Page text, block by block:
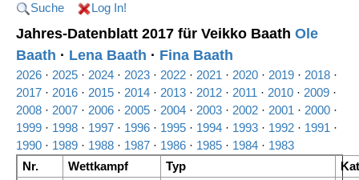
Suche
Log In!
Jahres-Datenblatt 2017 für Veikko Baath Ole
Baath · Lena Baath · Fina Baath
2026 · 2025 · 2024 · 2023 · 2022 · 2021 · 2020 · 2019 · 2018 ·
2017 · 2016 · 2015 · 2014 · 2013 · 2012 · 2011 · 2010 · 2009 ·
2008 · 2007 · 2006 · 2005 · 2004 · 2003 · 2002 · 2001 · 2000 ·
1999 · 1998 · 1997 · 1996 · 1995 · 1994 · 1993 · 1992 · 1991 ·
1990 · 1989 · 1988 · 1987 · 1986 · 1985 · 1984 · 1983
Nr.
Wettkampf Typ